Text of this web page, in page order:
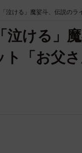
「泣ける」魔娑斗、伝説の
泣ける」
ト「お父